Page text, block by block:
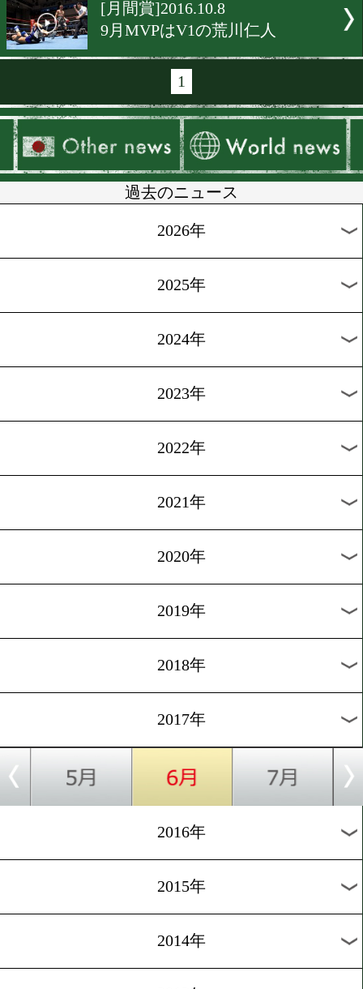
[日本ランキング]2016.11.28
ライト、Sライトで王座決
[WBOランキング
パッキャオが王座奪還
[ランキング]2016.10.26
新鋭5選手が日本ランキン
[WBCランキング
[月間賞]2016.10.8
9月MVPはV1の荒川仁人
1
過去のニュース
2025年
2024年
2023年
2022年